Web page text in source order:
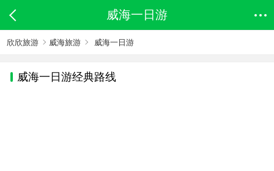
威海一日游
欣欣旅游 威海旅游 威海一日游
威海一日游经典路线